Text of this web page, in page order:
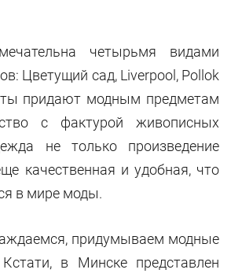
четырьмя видами
Цветущий сад, Liverpool, Pollok
придают модным предметам
с фактурой живописных
не только произведение
качественная и удобная, что
в мире моды.
придумываем модные
в Минске представлен